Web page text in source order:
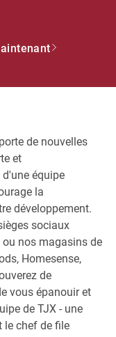
de nouvelles
et
équipe
la
développement.
sociaux
nos magasins de
Homesense,
de
vous épanouir et
de TJX - une
le chef de file